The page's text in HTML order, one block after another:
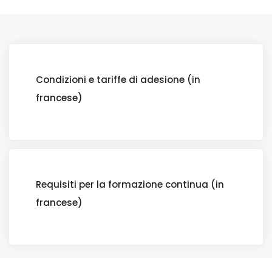
Condizioni e tariffe di adesione (in
francese)
Requisiti per la formazione continua (in
francese)